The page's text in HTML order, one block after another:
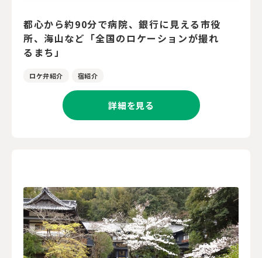
都心から約90分で病院、銀行に見える市役
所、海山など「全国のロケーションが撮れ
るまち」
ロケ弁紹介 宿紹介
詳細を見る